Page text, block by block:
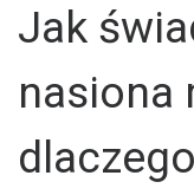
Jak
nasiona